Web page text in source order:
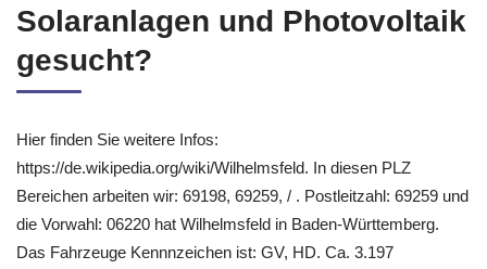
Solaranlagen und Photovoltaik
gesucht?
Hier finden Sie weitere Infos:
https://de.wikipedia.org/wiki/Wilhelmsfeld. In diesen PLZ
Bereichen arbeiten wir: 69198, 69259, / . Postleitzahl: 69259 und
die Vorwahl: 06220 hat Wilhelmsfeld in Baden-Württemberg.
Das Fahrzeuge Kennnzeichen ist: GV, HD. Ca. 3.197